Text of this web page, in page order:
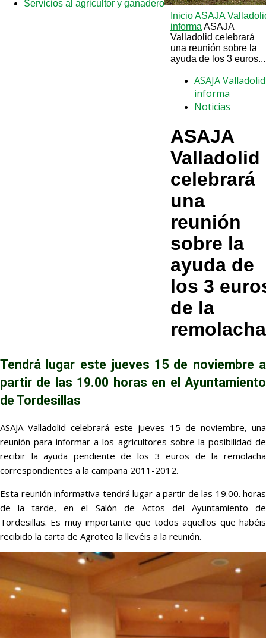
Servicios al agricultor y ganadero
InicioASAJA
informa ASAJA
Valladolid celebrará
una reunión sobre la
ayuda de los 3 euros...
ASAJA Valladolid
informa
Noticias
ASAJA
Valladolid
celebrará
una
reunión
sobre la
ayuda de
los 3
de la
remolacha
Tendrá lugar este jueves 15 de noviembre a
partir de las 19.00 horas en el Ayuntamiento
de Tordesillas
ASAJA Valladolid celebrará este jueves 15 de noviembre, una
reunión para informar a los agricultores sobre la posibilidad de
recibir la ayuda pendiente de los 3 euros de la remolacha
correspondientes a la campaña 2011-2012.
Esta reunión informativa tendrá lugar a partir de las 19.00. horas
de la tarde, en el Salón de Actos del Ayuntamiento de
Tordesillas. Es muy importante que todos aquellos que habéis
recibido la carta de Agroteo la llevéis a la reunión.